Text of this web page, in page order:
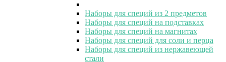
Наборы для специй из 2 предметов
Наборы для специй на подставках
Наборы для специй на магнитах
Наборы для специй для соли и перца
Наборы для специй из нержавеющей
стали